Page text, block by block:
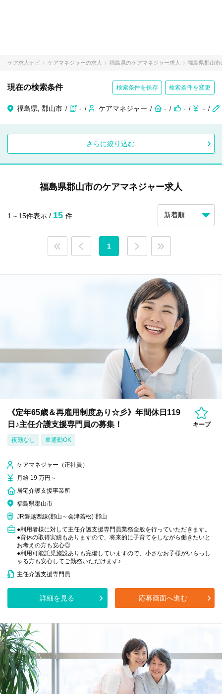
ケア求人ナビ ケアマネジャーの求人 福島県のケアマネジャー求人 福島県郡山
現在の検索条件 検索条件を保存 検索条件を変更
福島県, 郡山市 - ケアマネジャー - - -
さらに絞り込む
福島県郡山市のケアマネジャー求人
1～15件表示 / 15 件
1
《定年65歳＆再雇用制度あり☆彡》年間休日119
日♪主任介護支援専門員の募集！
キープ
夜勤なし 車通勤OK
ケアマネジャー（正社員）
月給 19 万円～
居宅介護支援事業所
福島県郡山市
JR磐越西線(郡山～会津若松) 郡山
●利用者様に対して主任介護支援専門員業務全般を行っていただきます。
●育休の取得実績もありますので、将来的に子育てをしながら働きたいと
お考えの方も安心◎
●利用可能託児施設ありも完備していますので、小さなお子様がいらっし
ゃる方も安心してご勤務いただけます♪
主任介護支援専門員
詳細を見る 応募画面へ進む